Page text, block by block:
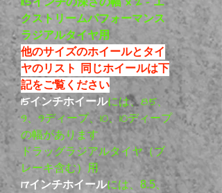
クストリームパフォーマンス
ラジアルタイヤ用
他のサイズのホイールとタイ
ヤのリスト 同じホイールは下
記をご覧ください
15インチホイールには、8.5、
9、9ディープ、10、10ディープ
の幅があります
ドラッグラジアルタイヤ（ブ
レーキ含む）用
17インチホイールには、8.5、